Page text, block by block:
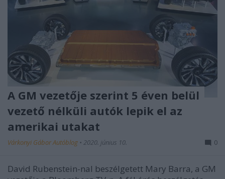
A GM vezetője szerint 5 éven belül
vezető nélküli autók lepik el az
amerikai utakat
Várkonyi Gábor Autóblog • 2020. június 10. 0
David Rubenstein-nal beszélgetett Mary Barra, a GM